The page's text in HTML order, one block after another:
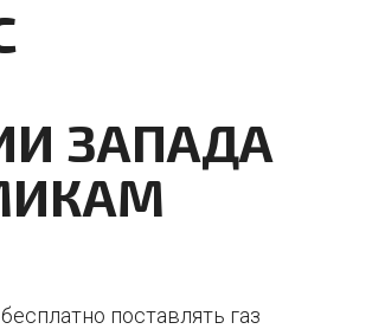
ЗАПАДА
поставлять газ